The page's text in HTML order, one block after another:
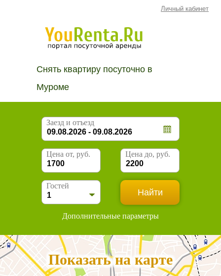
Личный кабинет
Снять квартиру посуточно в
Муроме
Заезд и отъезд
Цена от, руб. Цена до, руб.
Гостей
Дополнительные параметры
Показать на карте